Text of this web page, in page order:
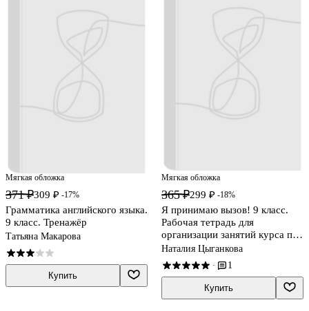
Мягкая обложка
371 ₽309 ₽ -17%
Грамматика английского языка.
9 класс. Тренажёр
Татьяна Макарова
Купить
Мягкая обложка
365 ₽299 ₽ -18%
Я принимаю вызов! 9 класс.
Рабочая тетрадь для
организации занятий курса по
профилактике употребления
наркотических средств и
психотропных веществ
Наталия Цыганкова
· 1
Купить